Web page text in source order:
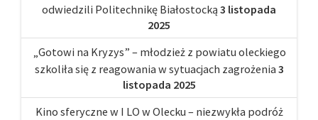
odwiedzili Politechnikę Białostocką 3 listopada
2025
„Gotowi na Kryzys” – młodzież z powiatu oleckiego
szkoliła się z reagowania w sytuacjach zagrożenia 3
listopada 2025
Kino sferyczne w I LO w Olecku – niezwykła podróż